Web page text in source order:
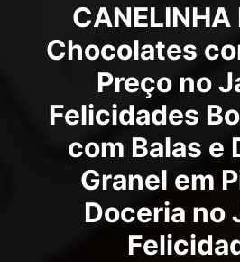
CANELINHA
Chocolates
Preço no
Felicidades
com Balas e
Granel em
Doceria no